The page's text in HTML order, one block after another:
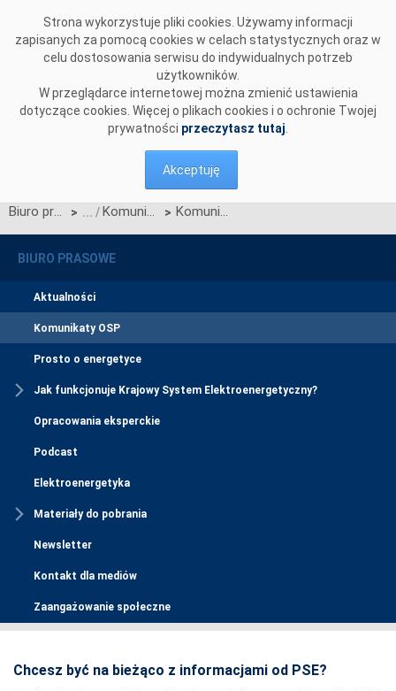
Strona wykorzystuje pliki cookies. Używamy informacji
zapisanych za pomocą cookies w celach statystycznych oraz w
celu dostosowania serwisu do indywidualnych potrzeb
użytkowników.
W przeglądarce internetowej można zmienić ustawienia
dotyczące cookies. Więcej o plikach cookies i o ochronie Twojej
prywatności przeczytasz tutaj
Akceptuję
Biuro prasowe > Komunikaty OSP > Komunikat OSP dotyczący ograniczenia alokowanych długoterminowych praw przesyłowych na dzień 26.06.2025
BIURO PRASOWE
Aktualności
Komunikaty OSP
Prosto o energetyce
Jak funkcjonuje Krajowy System Elektroenergetyczny?
Opracowania eksperckie
Podcast
Elektroenergetyka
Materiały do pobrania
Newsletter
Kontakt dla mediów
Zaangażowanie społeczne
Chcesz być na bieżąco z informacjami od PSE?